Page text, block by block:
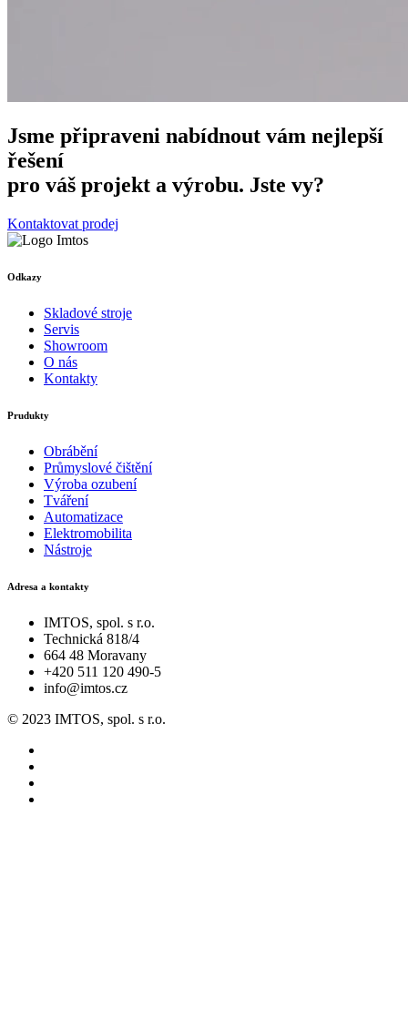
Jsme připraveni nabídnout vám nejlepší
řešení
pro váš projekt a výrobu. Jste vy?
Kontaktovat prodej
Odkazy
Skladové stroje
Servis
Showroom
O nás
Kontakty
Prudukty
Obrábění
Průmyslové čištění
Výroba ozubení
Tváření
Automatizace
Elektromobilita
Nástroje
Adresa a kontakty
IMTOS, spol. s r.o.
Technická 818/4
664 48 Moravany
+420 511 120 490-5
info@imtos.cz
© 2023 IMTOS, spol. s r.o.